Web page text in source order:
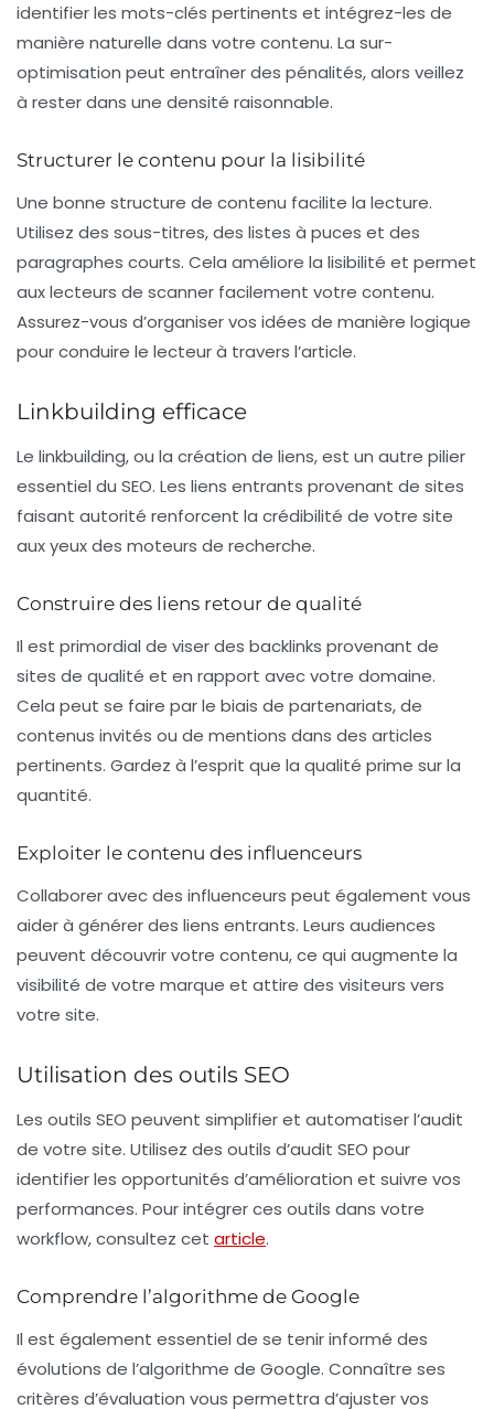
identifier les mots-clés pertinents et intégrez-les de
manière naturelle dans votre contenu. La sur-
optimisation peut entraîner des pénalités, alors veillez
à rester dans une densité raisonnable.
Structurer le contenu pour la lisibilité
Une bonne structure de contenu facilite la lecture.
Utilisez des sous-titres, des listes à puces et des
paragraphes courts. Cela améliore la lisibilité et permet
aux lecteurs de scanner facilement votre contenu.
Assurez-vous d’organiser vos idées de manière logique
pour conduire le lecteur à travers l’article.
Linkbuilding efficace
Le linkbuilding, ou la création de liens, est un autre pilier
essentiel du SEO. Les liens entrants provenant de sites
faisant autorité renforcent la crédibilité de votre site
aux yeux des moteurs de recherche.
Construire des liens retour de qualité
Il est primordial de viser des backlinks provenant de
sites de qualité et en rapport avec votre domaine.
Cela peut se faire par le biais de partenariats, de
contenus invités ou de mentions dans des articles
pertinents. Gardez à l’esprit que la qualité prime sur la
quantité.
Exploiter le contenu des influenceurs
Collaborer avec des influenceurs peut également vous
aider à générer des liens entrants. Leurs audiences
peuvent découvrir votre contenu, ce qui augmente la
visibilité de votre marque et attire des visiteurs vers
votre site.
Utilisation des outils SEO
Les outils SEO peuvent simplifier et automatiser l’audit
de votre site. Utilisez des outils d’audit SEO pour
identifier les opportunités d’amélioration et suivre vos
performances. Pour intégrer ces outils dans votre
workflow, consultez cet article.
Comprendre l’algorithme de Google
Il est également essentiel de se tenir informé des
évolutions de l’algorithme de Google. Connaître ses
critères d’évaluation vous permettra d’ajuster vos